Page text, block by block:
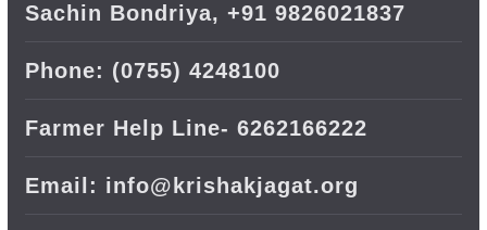
Sachin Bondriya, +91 9826021837
Phone: (0755) 4248100
Farmer Help Line- 6262166222
Email: info@krishakjagat.org